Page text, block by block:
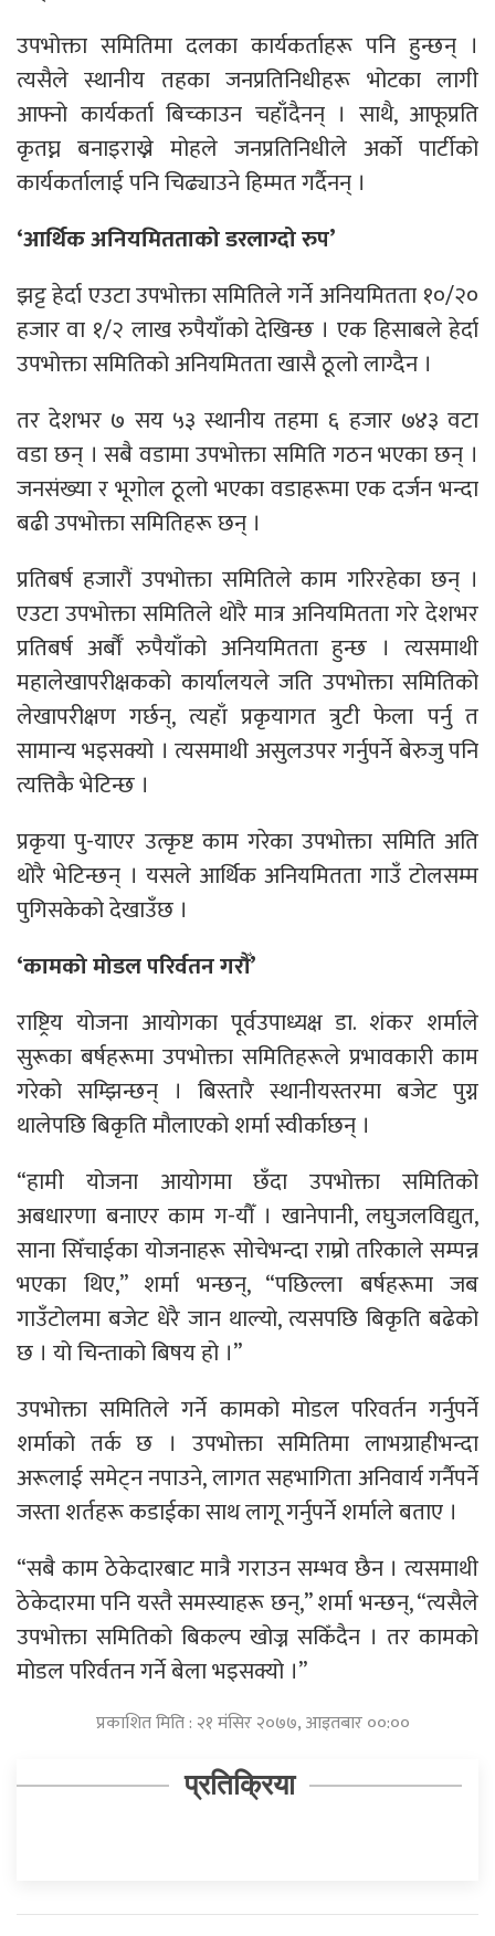
उपभोक्ता समितिमा दलका कार्यकर्ताहरू पनि हुन्छन् ।
त्यसैले स्थानीय तहका जनप्रतिनिधीहरू भोटका लागी
आफ्नो कार्यकर्ता बिच्काउन चहाँदैनन् । साथै, आफूप्रति
कृतघ्न बनाइराख्ने मोहले जनप्रतिनिधीले अर्को पार्टीको
कार्यकर्तालाई पनि चिढ्याउने हिम्मत गर्दैनन् ।
‘आर्थिक अनियमितताको डरलाग्दो रुप’
झट्ट हेर्दा एउटा उपभोक्ता समितिले गर्ने अनियमितता १०/२०
हजार वा १/२ लाख रुपैयाँको देखिन्छ । एक हिसाबले हेर्दा
उपभोक्ता समितिको अनियमितता खासै ठूलो लाग्दैन ।
तर देशभर ७ सय ५३ स्थानीय तहमा ६ हजार ७४३ वटा
वडा छन् । सबै वडामा उपभोक्ता समिति गठन भएका छन् ।
जनसंख्या र भूगोल ठूलो भएका वडाहरूमा एक दर्जन भन्दा
बढी उपभोक्ता समितिहरू छन् ।
प्रतिबर्ष हजारौं उपभोक्ता समितिले काम गरिरहेका छन् ।
एउटा उपभोक्ता समितिले थोरै मात्र अनियमितता गरे देशभर
प्रतिबर्ष अर्बौँ रुपैयाँको अनियमितता हुन्छ । त्यसमाथी
महालेखापरीक्षकको कार्यालयले जति उपभोक्ता समितिको
लेखापरीक्षण गर्छन्, त्यहाँ प्रकृयागत त्रुटी फेला पर्नु त
सामान्य भइसक्यो । त्यसमाथी असुलउपर गर्नुपर्ने बेरुजु पनि
त्यत्तिकै भेटिन्छ ।
प्रकृया पु-याएर उत्कृष्ट काम गरेका उपभोक्ता समिति अति
थोरै भेटिन्छन् । यसले आर्थिक अनियमितता गाउँ टोलसम्म
पुगिसकेको देखाउँछ ।
‘कामको मोडल परिर्वतन गरौँ’
राष्ट्रिय योजना आयोगका पूर्वउपाध्यक्ष डा. शंकर शर्माले
सुरूका बर्षहरूमा उपभोक्ता समितिहरूले प्रभावकारी काम
गरेको सम्झिन्छन् । बिस्तारै स्थानीयस्तरमा बजेट पुग्न
थालेपछि बिकृति मौलाएको शर्मा स्वीर्काछन् ।
“हामी योजना आयोगमा छँदा उपभोक्ता समितिको
अबधारणा बनाएर काम ग-यौँ । खानेपानी, लघुजलविद्युत,
साना सिँचाईका योजनाहरू सोचेभन्दा राम्रो तरिकाले सम्पन्न
भएका थिए,” शर्मा भन्छन्, “पछिल्ला बर्षहरूमा जब
गाउँटोलमा बजेट धेरै जान थाल्यो, त्यसपछि बिकृति बढेको
छ । यो चिन्ताको बिषय हो ।”
उपभोक्ता समितिले गर्ने कामको मोडल परिवर्तन गर्नुपर्ने
शर्माको तर्क छ । उपभोक्ता समितिमा लाभग्राहीभन्दा
अरूलाई समेट्न नपाउने, लागत सहभागिता अनिवार्य गर्नैपर्ने
जस्ता शर्तहरू कडाईका साथ लागू गर्नुपर्ने शर्माले बताए ।
“सबै काम ठेकेदारबाट मात्रै गराउन सम्भव छैन । त्यसमाथी
ठेकेदारमा पनि यस्तै समस्याहरू छन्,” शर्मा भन्छन्, “त्यसैले
उपभोक्ता समितिको बिकल्प खोज्न सकिँदैन । तर कामकाे
मोडल परिर्वतन गर्ने बेला भइसक्यो ।”
प्रकाशित मिति : २१ मंसिर २०७७, आइतबार ००:००
प्रतिक्रिया